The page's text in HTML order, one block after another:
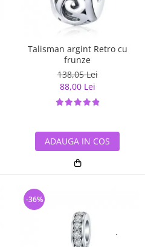
Talisman argint Retro cu
frunze
138,05 Lei
88,00 Lei
ADAUGA IN COS
-36%